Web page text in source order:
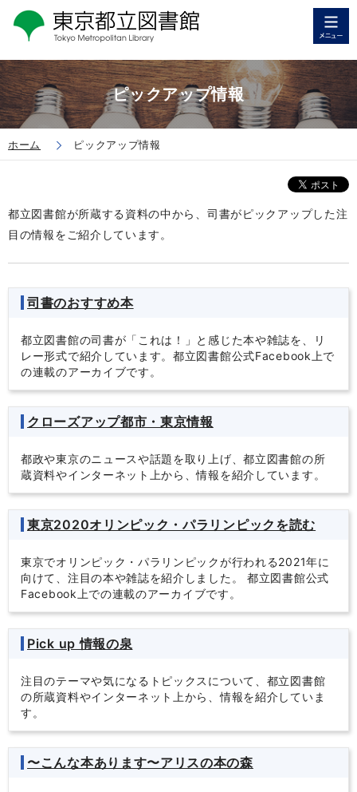
ピックアップ情報
ホーム ピックアップ情報
都立図書館が所蔵する資料の中から、司書がピックアップした注
目の情報をご紹介しています。
司書のおすすめ本
都立図書館の司書が「これは！」と感じた本や雑誌を、リ
レー形式で紹介しています。都立図書館公式Facebook上で
の連載のアーカイブです。
クローズアップ都市・東京情報
都政や東京のニュースや話題を取り上げ、都立図書館の所
蔵資料やインターネット上から、情報を紹介しています。
東京2020オリンピック・パラリンピックを読む
東京でオリンピック・パラリンピックが行われる2021年に
向けて、注目の本や雑誌を紹介しました。 都立図書館公式
Facebook上での連載のアーカイブです。
Pick up 情報の泉
注目のテーマや気になるトピックスについて、都立図書館
の所蔵資料やインターネット上から、情報を紹介していま
す。
〜こんな本あります〜アリスの本の森